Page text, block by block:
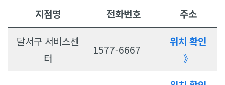
지점명 전화번호 주소
달서구 서비스센
터
1577-6667
위치 확인
》